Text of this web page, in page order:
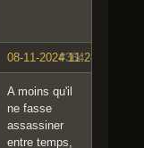
#364
08-11-2024 11:28:02
A moins qu'il
ne fasse
assassiner
entre temps,